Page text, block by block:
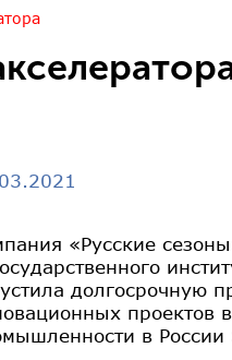
«Русские
долгосрочную
проектов
в России